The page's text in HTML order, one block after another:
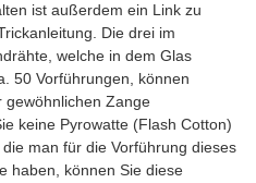
ist außerdem ein Link zu
Die drei im
welche in dem Glas
50 Vorführungen, können
gewöhnlichen Zange
keine Pyrowatte (Flash Cotton)
man für die Vorführung dieses
haben, können Sie diese